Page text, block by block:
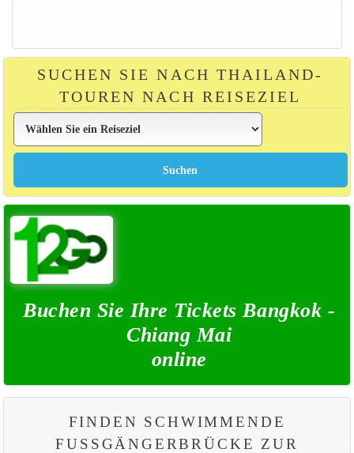
SUCHEN SIE NACH THAILAND-
TOUREN NACH REISEZIEL
Buchen Sie Ihre Tickets Bangkok -
Chiang Mai
online
FINDEN SCHWIMMENDE
FUSSGÄNGERBRÜCKE ZUR Ü